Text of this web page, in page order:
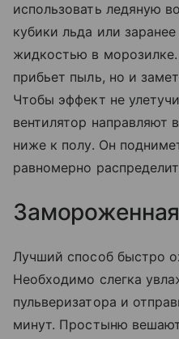
использовать ледяную
кубики льда или
жидкостью в морозилке.
прибьет пыль, но и
Чтобы эффект не
вентилятор направляют
ниже к полу. Он
равномерно
Лучший способ быстро
Необходимо слегка
пульверизатора и
минут. Простыню